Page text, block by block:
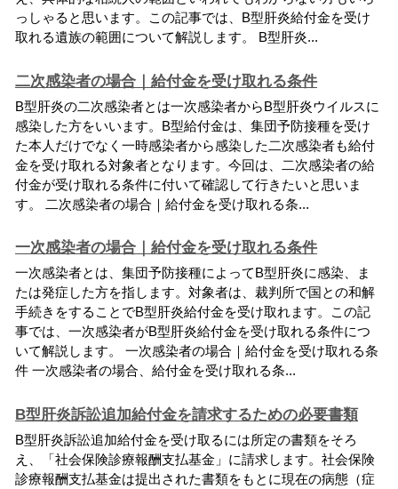
っ し ゃる と 思い ます。 こ の記事では B型肝炎給付金を受け
取れる遺族の範囲について解説 し ます。 B型肝炎...
二次感染者の場合｜給付金を受け取れる条件
B型肝炎の二次感染者と は一次感染者からB型肝炎ウイ ルスに
感染 した方をいい ます。 B型給付金は 集団予防接種を受け
た本人 だけでな く 一時感染者から感染 した 二次感染者も給付
金を受け取れる対象者と な り ます。 今回は 二次感染者の給
付金が受け取れる条件に付いて確認して行き たいと 思い ま
す。 二次感染者の場合 ｜ 給付金を受け取れる条...
一次感染者の場合｜給付金を受け取れる条件
一次感染者と は 集団予防接種に よ ってB型肝炎に感染
ま
たは発症 した方を指 し ます。 対象者は 裁判 所で国との和解
手続き をする こ と でB型肝炎給付金を受け取れます。 こ の記
事では 一次感染者がB型肝炎給付金を受け取れる条件につ
いて解説 し ます。 一次感染者の場合 ｜ 給付金を受け取れる条
件 一次感染者の場合 給付金を受け取れる条...
B型肝炎訴訟追加給付金を請求するための必要書類
B型肝炎訴訟追加給付金を受け取 るには所定の書類をそろ
え
「社会保険診療報酬支払基金 」 に請求し ます。 社会保険
診療報酬支払基金は提出 された書類をも と に現在の病態 （症